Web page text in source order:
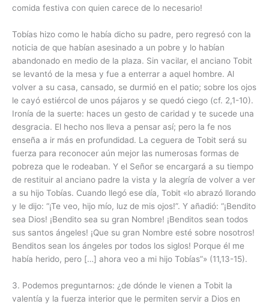
comida festiva con quien carece de lo necesario!
Tobías hizo como le había dicho su padre, pero regresó con la
noticia de que habían asesinado a un pobre y lo habían
abandonado en medio de la plaza. Sin vacilar, el anciano Tobit
se levantó de la mesa y fue a enterrar a aquel hombre. Al
volver a su casa, cansado, se durmió en el patio; sobre los ojos
le cayó estiércol de unos pájaros y se quedó ciego (cf. 2,1-10).
Ironía de la suerte: haces un gesto de caridad y te sucede una
desgracia. El hecho nos lleva a pensar así; pero la fe nos
enseña a ir más en profundidad. La ceguera de Tobit será su
fuerza para reconocer aún mejor las numerosas formas de
pobreza que le rodeaban. Y el Señor se encargará a su tiempo
de restituir al anciano padre la vista y la alegría de volver a ver
a su hijo Tobías. Cuando llegó ese día, Tobit «lo abrazó llorando
y le dijo: “¡Te veo, hijo mío, luz de mis ojos!”. Y añadió: “¡Bendito
sea Dios! ¡Bendito sea su gran Nombre! ¡Benditos sean todos
sus santos ángeles! ¡Que su gran Nombre esté sobre nosotros!
Benditos sean los ángeles por todos los siglos! Porque él me
había herido, pero […] ahora veo a mi hijo Tobías”» (11,13-15).
3. Podemos preguntarnos: ¿de dónde le vienen a Tobit la
valentía y la fuerza interior que le permiten servir a Dios en